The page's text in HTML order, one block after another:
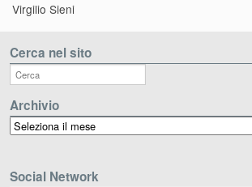
Virgilio Sieni
Cerca nel sito
Archivio
Archivio
Social Network